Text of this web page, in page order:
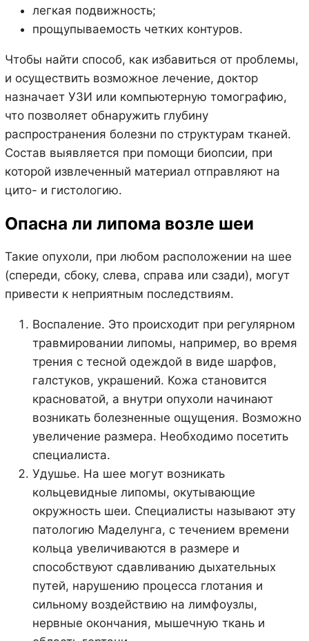
легкая подвижность;
прощупываемость четких контуров.
Чтобы найти способ, как избавиться от проблемы,
и осуществить возможное лечение, доктор
назначает УЗИ или компьютерную томографию,
что позволяет обнаружить глубину
распространения болезни по структурам тканей.
Состав выявляется при помощи биопсии, при
которой извлеченный материал отправляют на
цито- и гистологию.
Опасна ли липома возле шеи
Такие опухоли, при любом расположении на шее
(спереди, сбоку, слева, справа или сзади), могут
привести к неприятным последствиям.
Воспаление. Это происходит при регулярном
травмировании липомы, например, во время
трения с тесной одеждой в виде шарфов,
галстуков, украшений. Кожа становится
красноватой, а внутри опухоли начинают
возникать болезненные ощущения. Возможно
увеличение размера. Необходимо посетить
специалиста.
Удушье. На шее могут возникать
кольцевидные липомы, окутывающие
окружность шеи. Специалисты называют эту
патологию Маделунга, с течением времени
кольца увеличиваются в размере и
способствуют сдавливанию дыхательных
путей, нарушению процесса глотания и
сильному воздействию на лимфоузлы,
нервные окончания, мышечную ткань и